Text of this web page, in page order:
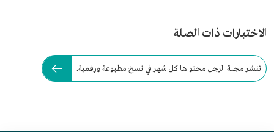
الاختبارات ذات الصلة
تنشر مجلة الرجل محتواها كل شهر في نسخ مطبوعة ورقمية.